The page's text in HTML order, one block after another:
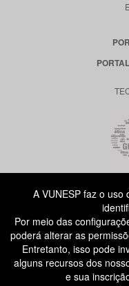
ATENDIMENTO AO CANDIDATO
A VUNESP faz o uso
Por meio das
poderá alterar as
Entretanto, isso pode
alguns recursos dos
e sua